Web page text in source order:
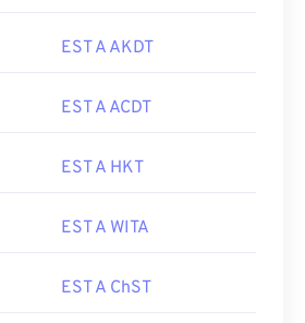
EST A AKDT
EST A ACDT
EST A HKT
EST A WITA
EST A ChST